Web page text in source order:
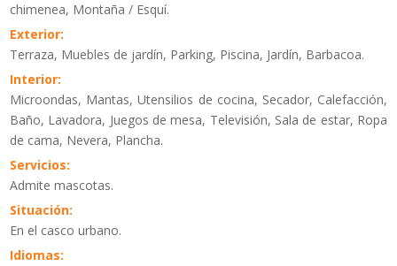
chimenea, Montaña / Esquí.
Exterior:
Terraza, Muebles de jardín, Parking, Piscina, Jardín, Barbacoa.
Interior:
Microondas, Mantas, Utensilios de cocina, Secador, Calefacción,
Baño, Lavadora, Juegos de mesa, Televisión, Sala de estar, Ropa
de cama, Nevera, Plancha.
Servicios:
Admite mascotas.
Situación:
En el casco urbano.
Idiomas: